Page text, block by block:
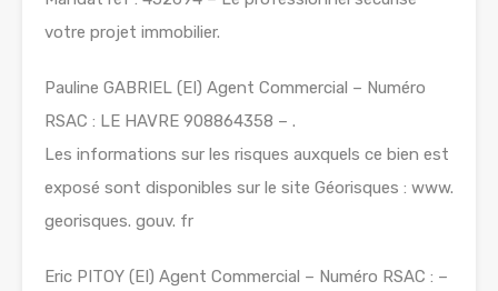
votre projet immobilier.
Pauline GABRIEL (EI) Agent Commercial – Numéro
RSAC : LE HAVRE 908864358 – .
Les informations sur les risques auxquels ce bien est
exposé sont disponibles sur le site Géorisques : www.
georisques. gouv. fr
Eric PITOY (EI) Agent Commercial – Numéro RSAC : –